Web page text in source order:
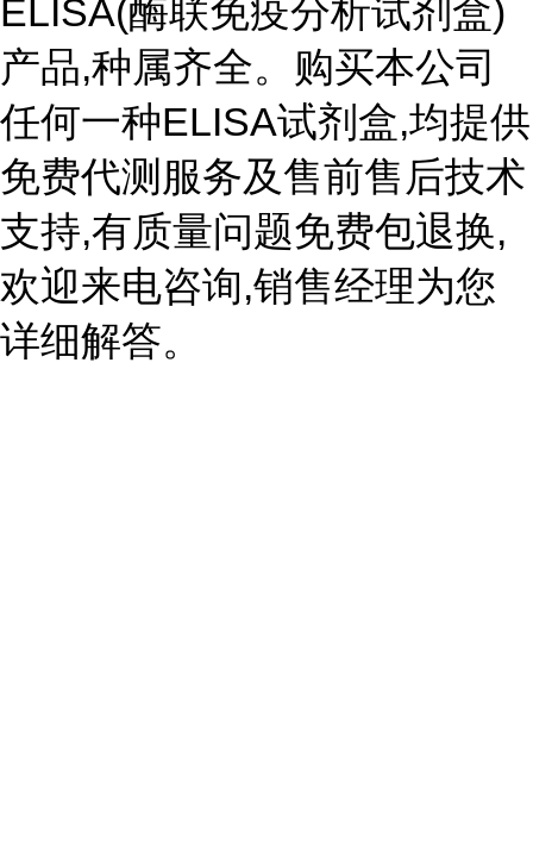
ELISA(酶联免疫分析试剂盒)
产品,种属齐全。购买本公司
任何一种ELISA试剂盒,均提供
免费代测服务及售前售后技术
支持,有质量问题免费包退换,
欢迎来电咨询,销售经理为您
详细解答。